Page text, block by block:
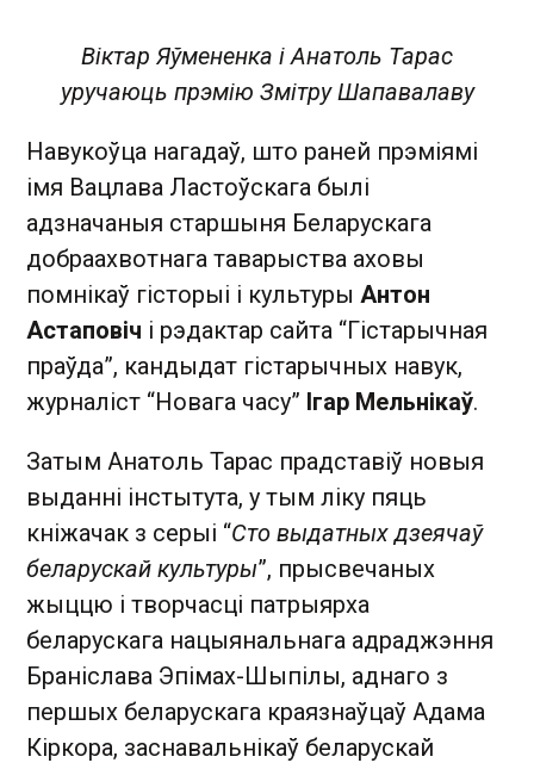
Віктар Яўмененка і Анатоль Тарас
уручаюць прэмію Змітру Шапавалаву
Навукоўца нагадаў, што раней прэміямі
імя Вацлава Ластоўскага былі
адзначаныя старшыня Беларускага
добраахвотнага таварыства аховы
помнікаў гісторыі і культуры Антон
Астаповіч і рэдактар сайта “Гістарычная
праўда”, кандыдат гістарычных навук,
журналіст “Новага часу” Ігар Мельнікаў.
Затым Анатоль Тарас прадставіў новыя
выданні інстытута, у тым ліку пяць
кніжачак з серыі “Сто выдатных дзеячаў
беларускай культуры”, прысвечаных
жыццю і творчасці патрыярха
беларускага нацыянальнага адраджэння
Браніслава Эпімах-Шыпілы, аднаго з
першых беларускага краязнаўцаў Адама
Кіркора, заснавальнікаў беларускай